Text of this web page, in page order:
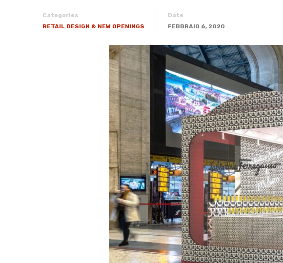
Categories
RETAIL DESIGN & NEW OPENINGS
Date
FEBBRAIO 6, 2020